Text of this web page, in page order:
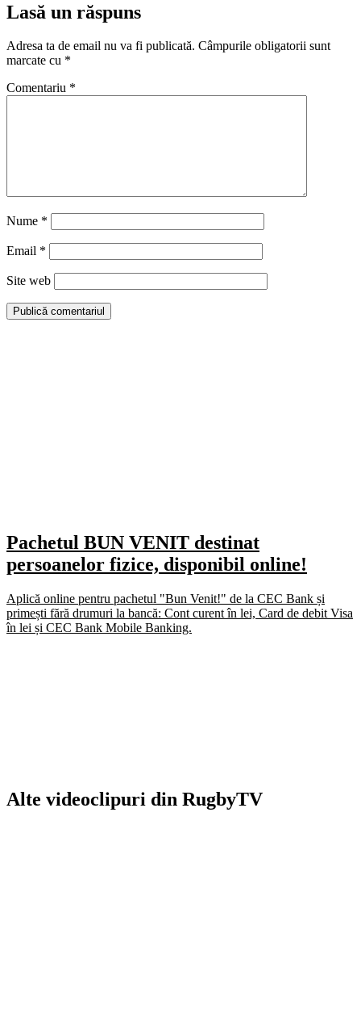
Lasă un răspuns
Adresa ta de email nu va fi publicată. Câmpurile obligatorii sunt
marcate cu *
Comentariu *
Nume *
Email *
Site web
Pachetul BUN VENIT destinat
persoanelor fizice, disponibil online!
Aplică online pentru pachetul "Bun Venit!" de la CEC Bank și
primești fără drumuri la bancă: Cont curent în lei, Card de debit Visa
în lei și CEC Bank Mobile Banking.
Alte videoclipuri din RugbyTV